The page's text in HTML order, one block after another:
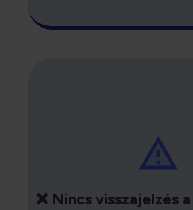
❌ Nincs visszajelzés